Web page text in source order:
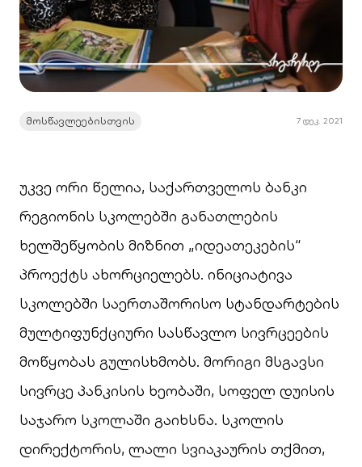
მოსწავლეებისთვის 7 დეკ. 2021
უკვე ორი წელია, საქართველოს ბანკი
რეგიონის სკოლებში განათლების
ხელშეწყობის მიზნით „იდეათეკების“
პროექტს ახორციელებს. ინიციატივა
სკოლებში საერთაშორისო სტანდარტების
მულტიფუნქციური სასწავლო სივრცეების
მოწყობას გულისხმობს. მორიგი მსგავსი
სივრცე პანკისის ხეობაში, სოფელ დუისის
საჯარო სკოლაში გაიხსნა. სკოლის
დირექტორის, ლალი სვიაკაურის თქმით,